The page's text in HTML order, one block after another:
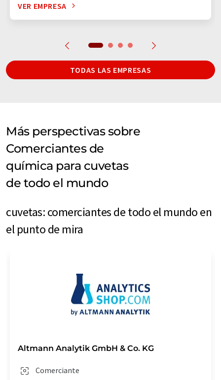
VER EMPRESA
TODAS LAS EMPRESAS
Más perspectivas sobre
Comerciantes de
química para cuvetas
de todo el mundo
cuvetas: comerciantes de todo el mundo en
el punto de mira
Altmann Analytik GmbH & Co. KG
Comerciante